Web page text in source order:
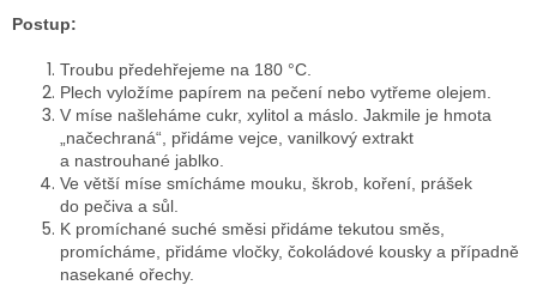
Postup:
Troubu předehřejeme na 180 °C.
Plech vyložíme papírem na pečení nebo vytřeme olejem.
V míse našleháme cukr, xylitol a máslo. Jakmile je hmota
„načechraná“, přidáme vejce, vanilkový extrakt
a nastrouhané jablko.
Ve větší míse smícháme mouku, škrob, koření, prášek
do pečiva a sůl.
K promíchané suché směsi přidáme tekutou směs,
promícháme, přidáme vločky, čokoládové kousky a případně
nasekané ořechy.